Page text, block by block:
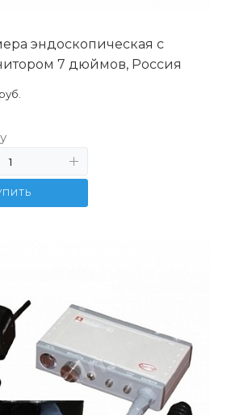
эндоскопическая с
7 дюймов, Россия
руб.